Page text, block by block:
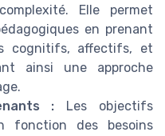
Elle permet
en prenant
cognitifs, affectifs, et
ainsi une approche
: Les objectifs
fonction des besoins